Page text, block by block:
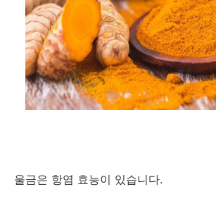
울금은 항염 효능이 있습니다.